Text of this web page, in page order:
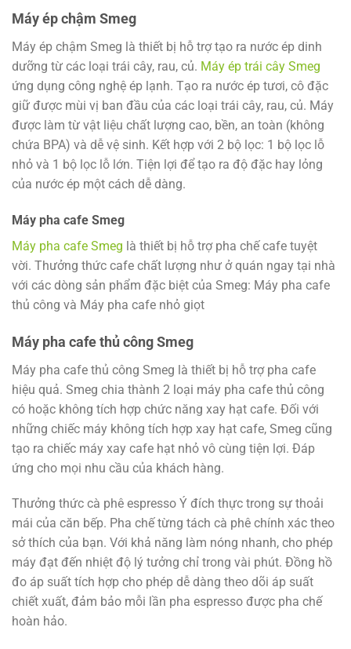
Máy ép chậm Smeg
Máy ép chậm Smeg là thiết bị hỗ trợ tạo ra nước ép dinh
dưỡng từ các loại trái cây, rau, củ. Máy ép trái cây Smeg
ứng dụng công nghệ ép lạnh. Tạo ra nước ép tươi, cô đặc
giữ được mùi vị ban đầu của các loại trái cây, rau, củ. Máy
được làm từ vật liệu chất lượng cao, bền, an toàn (không
chứa BPA) và dễ vệ sinh. Kết hợp với 2 bộ lọc: 1 bộ lọc lỗ
nhỏ và 1 bộ lọc lỗ lớn. Tiện lợi để tạo ra độ đặc hay lỏng
của nước ép một cách dễ dàng.
Máy pha cafe Smeg
Máy pha cafe Smeg là thiết bị hỗ trợ pha chế cafe tuyệt
vời. Thưởng thức cafe chất lượng như ở quán ngay tại nhà
với các dòng sản phẩm đặc biệt của Smeg: Máy pha cafe
thủ công và Máy pha cafe nhỏ giọt
Máy pha cafe thủ công Smeg
Máy pha cafe thủ công Smeg là thiết bị hỗ trợ pha cafe
hiệu quả. Smeg chia thành 2 loại máy pha cafe thủ công
có hoặc không tích hợp chức năng xay hạt cafe. Đối với
những chiếc máy không tích hợp xay hạt cafe, Smeg cũng
tạo ra chiếc máy xay cafe hạt nhỏ vô cùng tiện lợi. Đáp
ứng cho mọi nhu cầu của khách hàng.
Thưởng thức cà phê espresso Ý đích thực trong sự thoải
mái của căn bếp. Pha chế từng tách cà phê chính xác theo
sở thích của bạn. Với khả năng làm nóng nhanh, cho phép
máy đạt đến nhiệt độ lý tưởng chỉ trong vài phút. Đồng hồ
đo áp suất tích hợp cho phép dễ dàng theo dõi áp suất
chiết xuất, đảm bảo mỗi lần pha espresso được pha chế
hoàn hảo.